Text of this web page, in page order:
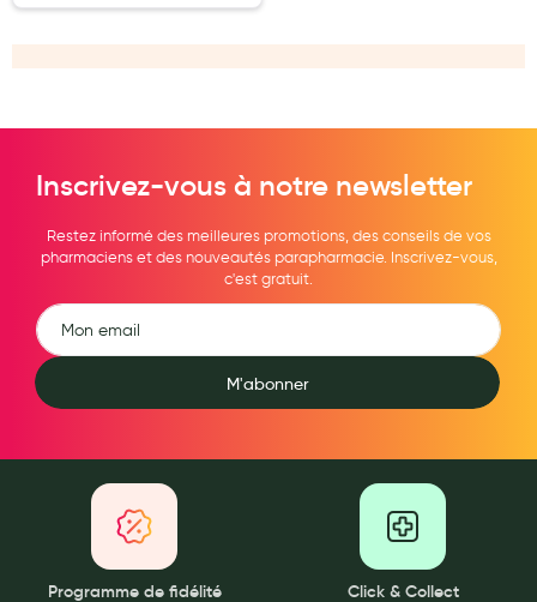
Inscrivez-vous à notre newsletter
Restez informé des meilleures promotions, des conseils de vos
pharmaciens et des nouveautés parapharmacie. Inscrivez-vous,
c'est gratuit.
M'abonner
Programme de fidélité Click & Collect